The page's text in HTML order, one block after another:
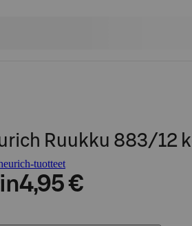
Ruukku 883/12
tuotteet
4,95 €